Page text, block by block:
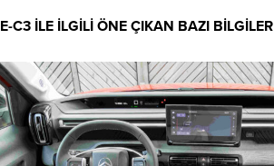
E-C3 İLE İLGİLİ ÖNE ÇIKAN BAZI BİLGİLER